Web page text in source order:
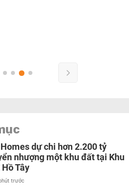
dự chi hơn 2.200 tỷ
nhượng một khu đất tại Khu
Tây
trước